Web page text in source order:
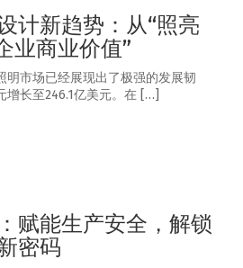
计新趋势：从“照亮
业商业价值”
明市场已经展现出了极强的发展韧
增长至246.1亿美元。在 […]
赋能生产安全，解锁
密码